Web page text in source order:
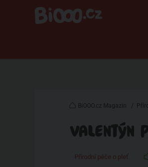
BiOOO.cz Magazin /
VALENTÝN
Přírodní péče o pleť